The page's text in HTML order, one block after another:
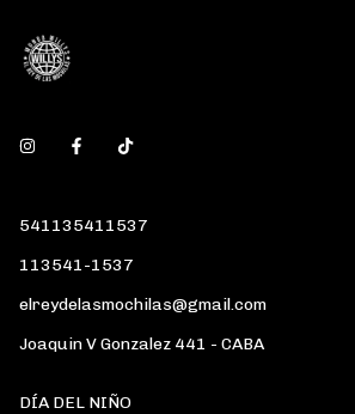
541135411537
113541-1537
elreydelasmochilas@gmail.com
Joaquin V Gonzalez 441 - CABA
DÍA DEL NIÑO